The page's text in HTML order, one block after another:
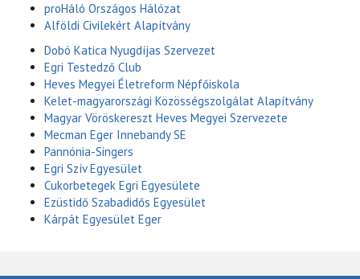
proHáló Országos Hálózat
Alföldi Civilekért Alapítvány
Dobó Katica Nyugdíjas Szervezet
Egri Testedző Club
Heves Megyei Életreform Népfőiskola
Kelet-magyarországi Közösségszolgálat Alapítvány
Magyar Vöröskereszt Heves Megyei Szervezete
Mecman Eger Innebandy SE
Pannónia-Singers
Egri Szív Egyesület
Cukorbetegek Egri Egyesülete
Ezüstidő Szabadidős Egyesület
Kárpát Egyesület Eger